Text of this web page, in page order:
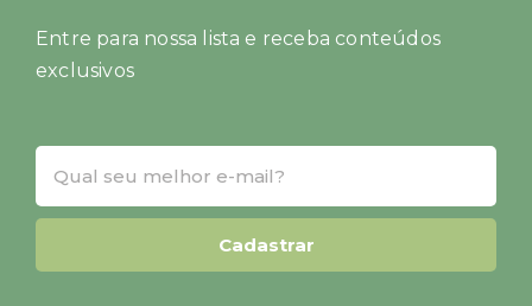
Entre para nossa lista e receba conteúdos
exclusivos